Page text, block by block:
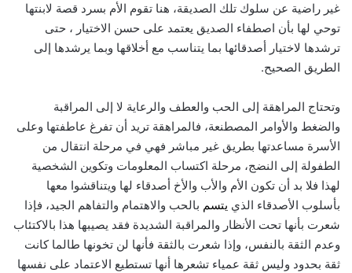
غير راضية عن سلوك تلك الصديقة، هنا تقوم الأم بسرد قصة لابنتها
توحي لها بأن اصطفاء الصديق يعتمد على حسن الاختيار ، حتى
ترشدها لاختيار أصدقائها بما يتناسب مع أخلاقها وبما يرشدها إلى
الطريق الصحيح.
وتحتاج المراهقة إلى الحب والعطف والرعاية لا إلى المراقبة
والضغط والأوامر المصطنعة، فالمراهقة تريد أن تفرغ عاطفتها وعلى
الأسرة مساعدتها بطريق غير مباشر فهي في مرحلة انتقال من
الطفولة إلى النضج، مرحلة اكتساب المعلومات وتكوين الشخصية
لهذا فلا بد أن تكون الأم والأب والأخ أصدقاء لها ويتناقشوا معها
بأسلوب الأصدقاء الذي يتسم بالحب والاهتمام والتفاهم الجيد، فإذا
شعرت بأنها تحت الأنظار والمراقبة الشديدة فقد يصيبها هذا بالاكتئاب
وعدم الثقة بالنفس، وإذا شعرت بالثقة فأنها لن تخونها طالما كانت
ثقة بحدود وليس ثقة عمياء تشعرها أنها تستطيع الاعتماد على نفسها